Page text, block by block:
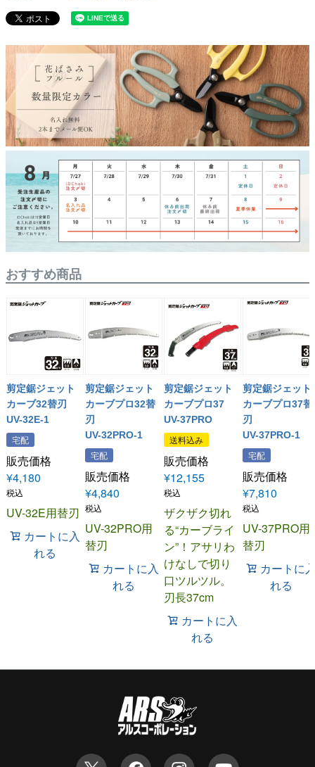
おすすめ商品
剪定鋸ジェット
カーブ32替刃
UV-32E-1
宅配
販売価格
¥4,180
税込
UV-32E用替刃
カートに入
れる
剪定鋸ジェット
カーブプロ32替
刃
UV-32PRO-1
宅配
販売価格
¥4,840
税込
UV-32PRO用
替刃
カートに入
れる
剪定鋸ジェット
カーブプロ37
UV-37PRO
送料込み
販売価格
¥12,155
税込
ザクザク切れ
る“カーブライ
ン”！アサリわ
けなしで切り
口ツルツル。
刃長37cm
カートに入
れる
剪定鋸ジェット
カーブプロ37替
刃
UV-37PRO-1
宅配
販売価格
¥7,810
税込
UV-37PRO用
替刃
カートに
れる